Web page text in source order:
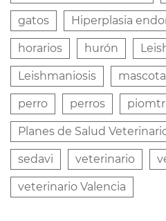
gatos Hiperplasia
horarios hurón
Leishmaniosis
perro perros
Planes de Salud
sedavi veterinario
veterinario Valencia